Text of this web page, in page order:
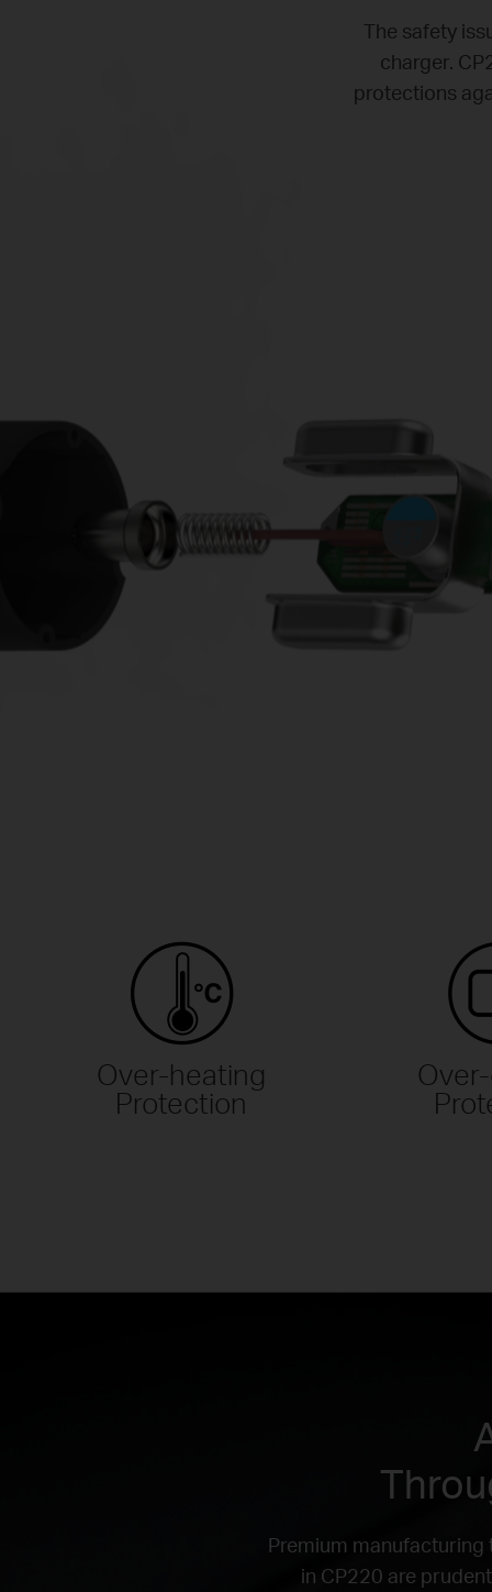
The safety
charger.
protections
Over-heating
Protection
Premium
in CP220 are